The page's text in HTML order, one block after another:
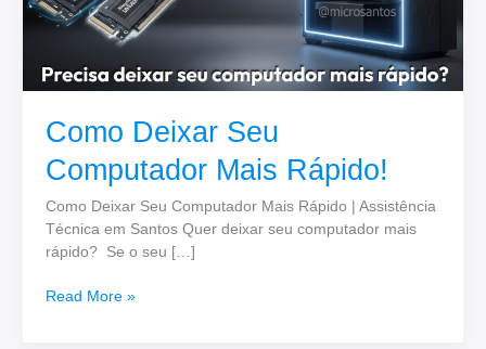
Como Deixar Seu
Computador Mais Rápido!
Como Deixar Seu Computador Mais Rápido | Assistência
Técnica em Santos Quer deixar seu computador mais
rápido? Se o seu […]
Read More »